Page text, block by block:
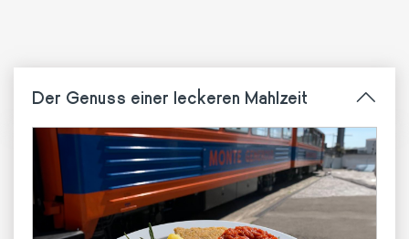
Der Genuss einer leckeren Mahlzeit